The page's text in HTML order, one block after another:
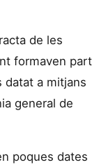
de les
formaven part
datat a mitjans
general de
poques dates